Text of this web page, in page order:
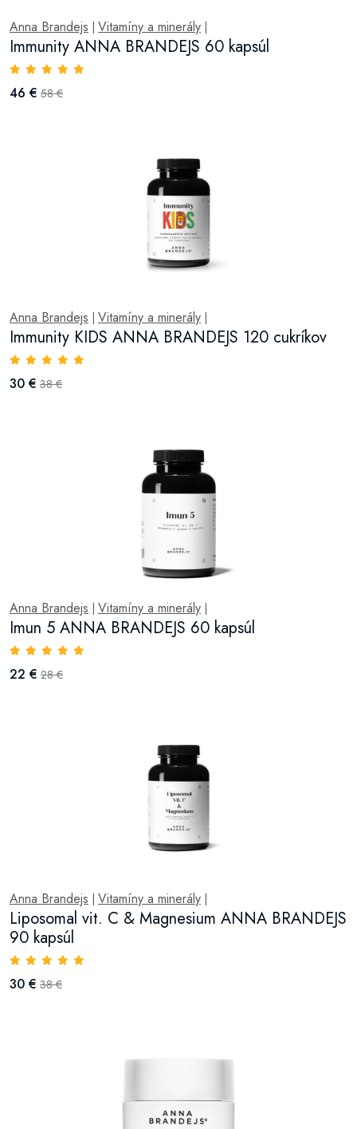
Anna Brandejs Vitamíny a minerály
Immunity ANNA BRANDEJS 60 kapsúl
46 € 58 €
Anna Brandejs Vitamíny a minerály
Immunity KIDS ANNA BRANDEJS 120 cukríkov
30 € 38 €
Anna Brandejs Vitamíny a minerály
Imun 5 ANNA BRANDEJS 60 kapsúl
22 € 28 €
Anna Brandejs Vitamíny a minerály
Liposomal vit. C & Magnesium ANNA BRANDEJS
90 kapsúl
30 € 38 €